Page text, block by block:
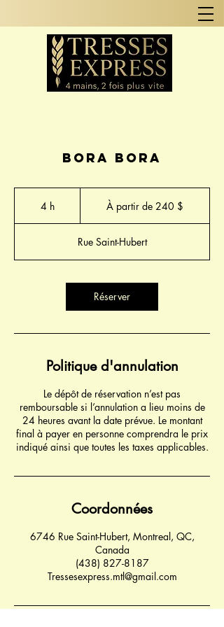
Bora bora
4 h
canadiens
À partir de 240 $
Rue Saint-Hubert
Réserver
Politique d'annulation
Le dépôt de réservation n’est pas
remboursable si l’annulation a lieu moins de
24 heures avant la date prévue. Le montant
final à payer en personne comprendra le prix
indiqué ainsi que toutes les taxes applicables.
Coordonnées
6746 Rue Saint-Hubert, Montreal, QC,
Canada
(438) 827-8187
Tressesexpress.mtl@gmail.com